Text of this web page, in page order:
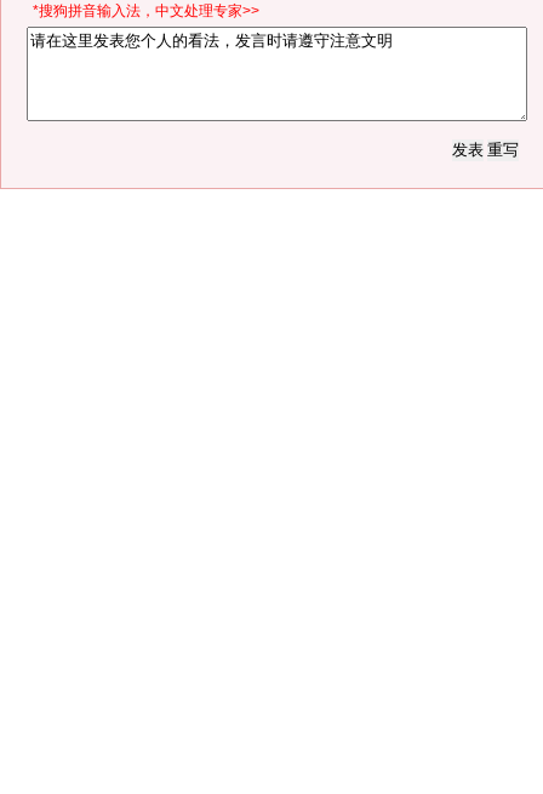
*搜狗拼音输入法，中文处理专家>>